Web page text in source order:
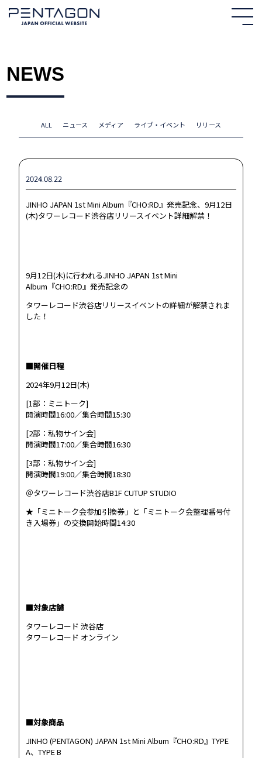
NEWS
ALL ニュース メディア ライブ・イベント リリース
2024.08.22
JINHO JAPAN 1st Mini Album『CHO:RD』発売記念、9月12日
(木)タワーレコード渋谷店リリースイベント詳細解禁！
9月12日(木)に行われるJINHO JAPAN 1st Mini
Album『CHO:RD』発売記念の
タワーレコード渋谷店リリースイベントの詳細が解禁されま
した！
■開催日程
2024年9月12日(木)
[1部：ミニトーク]
開演時間16:00／集合時間15:30
[2部：私物サイン会]
開演時間17:00／集合時間16:30
[3部：私物サイン会]
開演時間19:00／集合時間18:30
＠タワーレコード渋谷店B1F CUTUP STUDIO
★「ミニトーク会参加引換券」と「ミニトーク会整理番号付
き入場券」の交換開始時間14:30
■対象店舗
タワーレコード 渋谷店
タワーレコード オンライン
■対象商品
JINHO (PENTAGON) JAPAN 1st Mini Album『CHO:RD』TYPE
A、TYPE B